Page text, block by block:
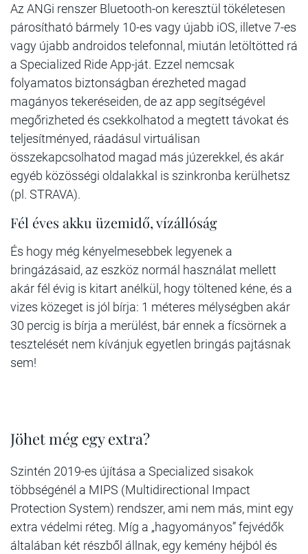
Az ANGi renszer Bluetooth-on keresztül tökéletesen
párosítható bármely 10-es vagy újabb iOS, illetve 7-es
vagy újabb androidos telefonnal, miután letöltötted rá
a Specialized Ride App-ját. Ezzel nemcsak
folyamatos biztonságban érezheted magad
magányos tekeréseiden, de az app segítségével
megőrizheted és csekkolhatod a megtett távokat és
teljesítményed, ráadásul virtuálisan
összekapcsolhatod magad más júzerekkel, és akár
egyéb közösségi oldalakkal is szinkronba kerülhetsz
(pl. STRAVA).
Fél éves akku üzemidő, vízállóság
És hogy még kényelmesebbek legyenek a
bringázásaid, az eszköz normál használat mellett
akár fél évig is kitart anélkül, hogy töltened kéne, és a
vizes közeget is jól bírja: 1 méteres mélységben akár
30 percig is bírja a merülést, bár ennek a fícsörnek a
tesztelését nem kívánjuk egyetlen bringás pajtásnak
sem!
Jöhet még egy extra?
Szintén 2019-es újítása a Specialized sisakok
többségénél a MIPS (Multidirectional Impact
Protection System) rendszer, ami nem más, mint egy
extra védelmi réteg. Míg a „hagyományos” fejvédők
általában két részből állnak, egy kemény héjból és